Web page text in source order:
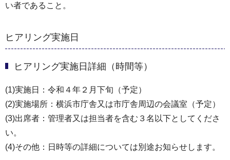
い者であること。
ヒアリング実施日
ヒアリング実施日詳細（時間等）
(1)実施日：令和４年２月下旬（予定）
(2)実施場所：横浜市庁舎又は市庁舎周辺の会議室（予定）
(3)出席者：管理者又は担当者を含む３名以下としてくださ
い。
(4)その他：日時等の詳細については別途お知らせします。